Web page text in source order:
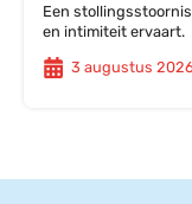
Een
en intimiteit ervaart.
3 augustus